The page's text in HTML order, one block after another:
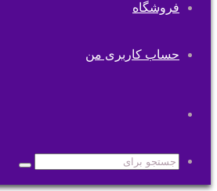
فروشگاه
حساب کاربری من
پوسته
جستجو
برای